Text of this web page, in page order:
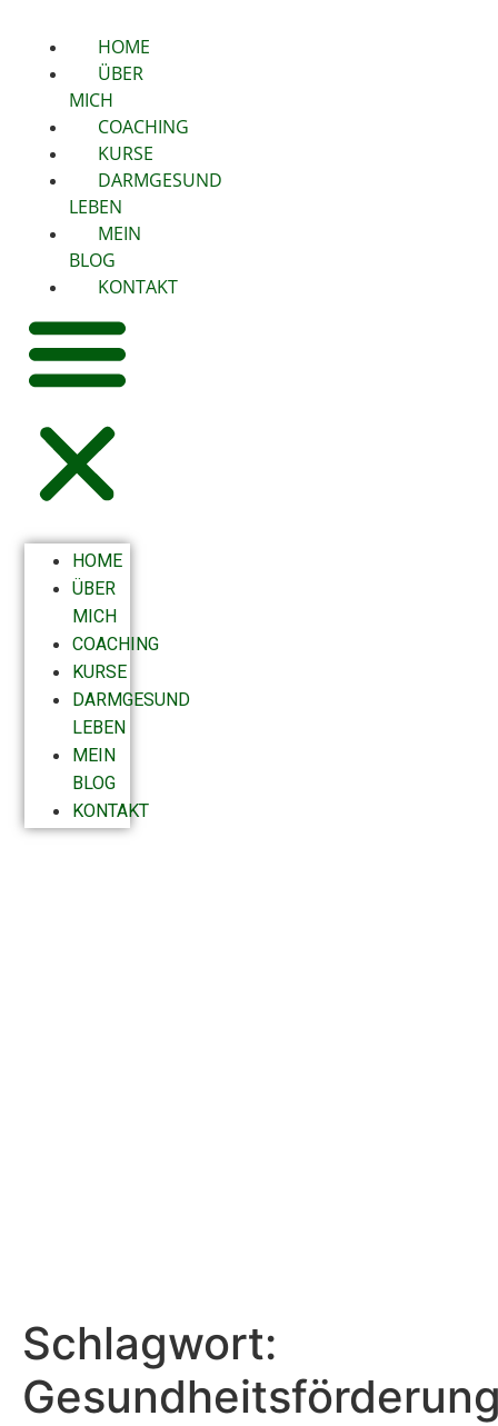
HOME
ÜBER
MICH
COACHING
KURSE
DARMGESUND
LEBEN
MEIN
BLOG
KONTAKT
HOME
ÜBER
MICH
COACHING
KURSE
DARMGESUND
LEBEN
MEIN
BLOG
KONTAKT
Schlagwort: